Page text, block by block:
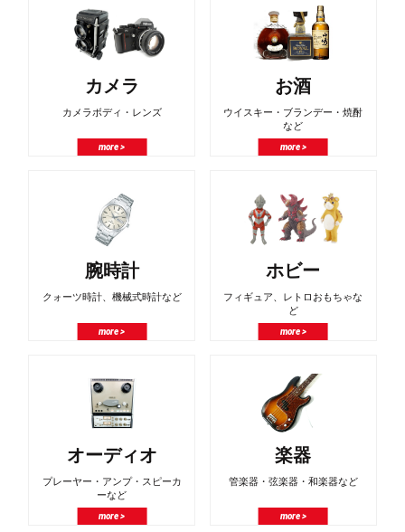
カメラ
カメラボディ・レンズ
more >
お酒
ウイスキー・ブランデー・焼酎
など
more >
腕時計
クォーツ時計、機械式時計など
more >
ホビー
フィギュア、レトロおもちゃな
ど
more >
オーディオ
プレーヤー・アンプ・スピーカ
ーなど
more >
楽器
管楽器・弦楽器・和楽器など
more >